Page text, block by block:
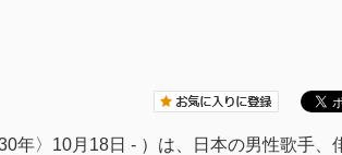
年〉10月18日 - ）は、日本の男性歌手、